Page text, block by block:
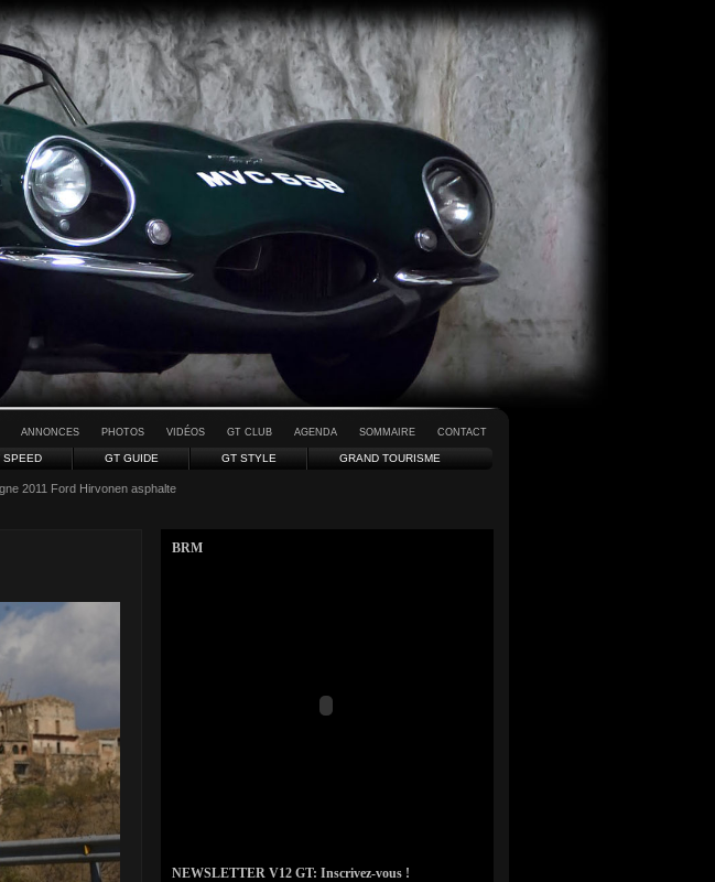
ANNONCES PHOTOS VIDÉOS GT CLUB AGENDA SOMMAIRE CONTACT
SPEED GT GUIDE GT STYLE GRAND TOURISME
2011 Ford Hirvonen asphalte
BRM
NEWSLETTER V12 GT: Inscrivez-vous !